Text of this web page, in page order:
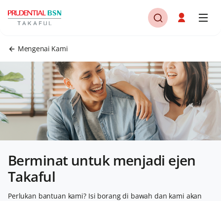
Mengenai Kami
Berminat untuk menjadi ejen
Takaful
Perlukan bantuan kami? Isi borang di bawah dan kami akan